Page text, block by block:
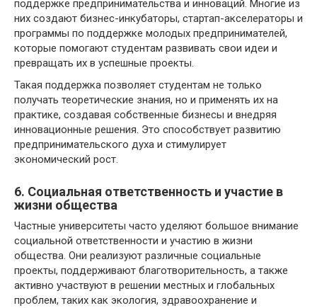
поддержке предпринимательства и инноваций. Многие из
них создают бизнес-инкубаторы, стартап-акселераторы и
программы по поддержке молодых предпринимателей,
которые помогают студентам развивать свои идеи и
превращать их в успешные проекты.
Такая поддержка позволяет студентам не только
получать теоретические знания, но и применять их на
практике, создавая собственные бизнесы и внедряя
инновационные решения. Это способствует развитию
предпринимательского духа и стимулирует
экономический рост.
6. Социальная ответственность и участие в
жизни общества
Частные университеты часто уделяют большое внимание
социальной ответственности и участию в жизни
общества. Они реализуют различные социальные
проекты, поддерживают благотворительность, а также
активно участвуют в решении местных и глобальных
проблем, таких как экология, здравоохранение и